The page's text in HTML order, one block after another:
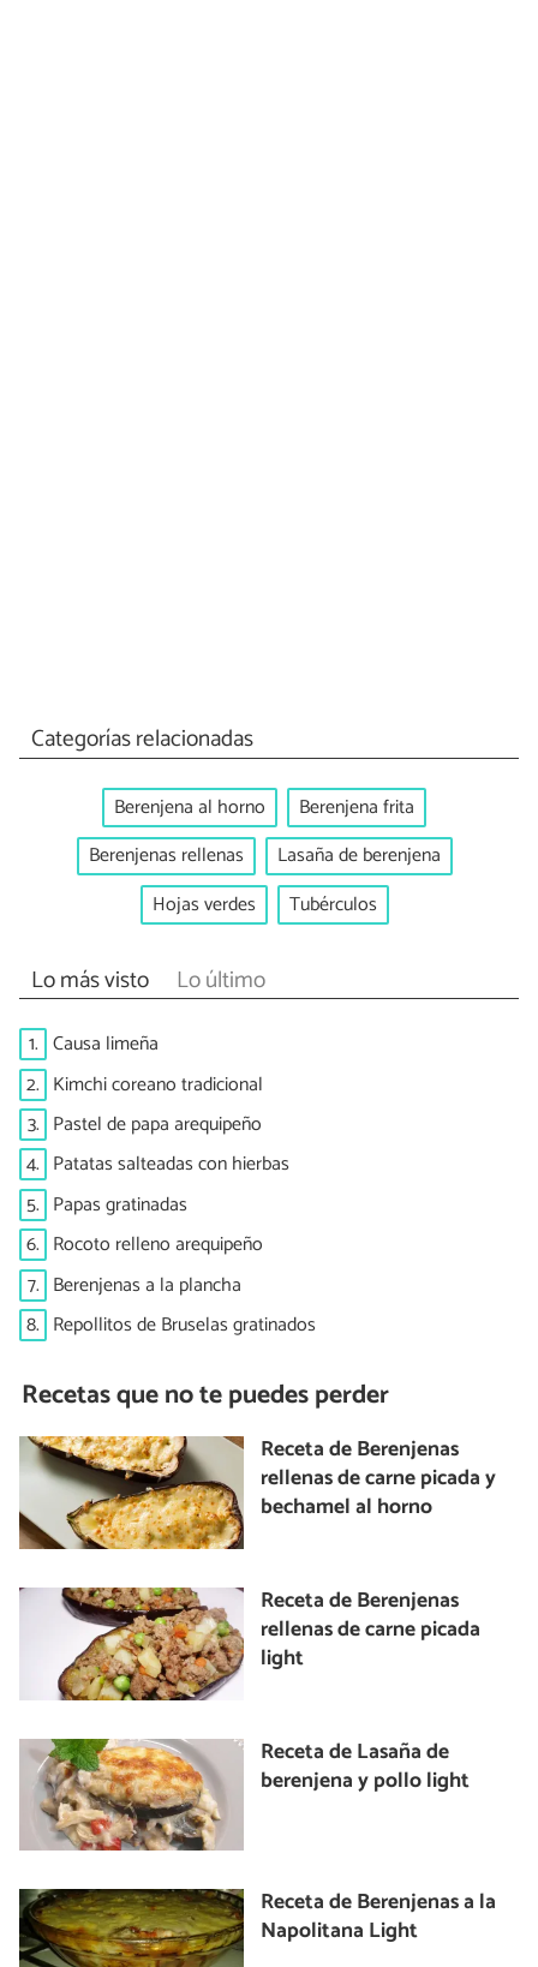
Categorías relacionadas
Berenjena al horno
Berenjena frita
Berenjenas rellenas
Lasaña de berenjena
Hojas verdes
Tubérculos
Lo más visto Lo último
1. Causa limeña
2. Kimchi coreano tradicional
3. Pastel de papa arequipeño
4. Patatas salteadas con hierbas
5. Papas gratinadas
6. Rocoto relleno arequipeño
7. Berenjenas a la plancha
8. Repollitos de Bruselas gratinados
Recetas que no te puedes perder
Receta de Berenjenas
rellenas de carne picada y
bechamel al horno
Receta de Berenjenas
rellenas de carne picada
light
Receta de Lasaña de
berenjena y pollo light
Receta de Berenjenas a la
Napolitana Light